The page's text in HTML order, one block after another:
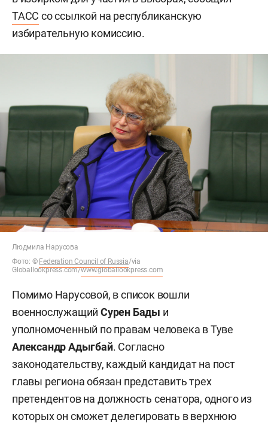
ТАСС со ссылкой на республиканскую
избирательную комиссию.
Людмила Нарусова
Фото: © Federation Council of Russia/via
Globallookpress.com/www.globallookpress.com
Помимо Нарусовой, в список вошли
военнослужащийСурен Бады и
уполномоченный по правам человека в Туве
Александр Адыгбай. Согласно
законодательству, каждый кандидат на пост
главы региона обязан представить трех
претендентов на должность сенатора, одного из
которых он сможет делегировать в верхнюю